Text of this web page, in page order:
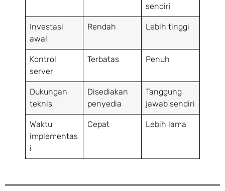
sendiri
Investasi
awal
Rendah Lebih tinggi
Kontrol
server
Terbatas Penuh
Dukungan
teknis
Disediakan
penyedia
Tanggung
jawab sendiri
Waktu
implementas
i
Cepat Lebih lama